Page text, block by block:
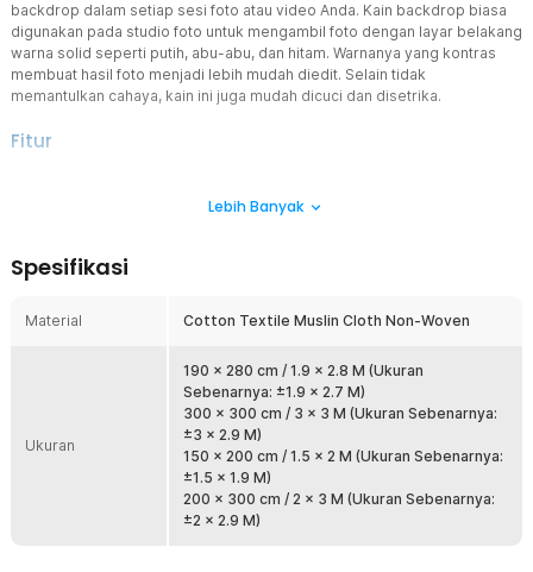
backdrop dalam setiap sesi foto atau video Anda. Kain backdrop biasa
digunakan pada studio foto untuk mengambil foto dengan layar belakang
warna solid seperti putih, abu-abu, dan hitam. Warnanya yang kontras
membuat hasil foto menjadi lebih mudah diedit. Selain tidak
memantulkan cahaya, kain ini juga mudah dicuci dan disetrika.
Fitur
Seorang fotografer atau pembuat film pasti mengerti mengenai
atau menambahkan efek visual.
Terbuat dari cotton textile muslin cloth non-woven yang halus,
Anda bisa mengaturnya agar lurus dan rapi atau menciptakan efek
yang kreatif seperti bergelombang.
Perawatan yang Mudah
Selain memudahkan pengaturan berbagai skenario fotografi, kain
backdrop ini juga mudah dirawat dan disimpan. Kain dapat dilipat
agar tidak menghabiskan ruang. Kain juga bisa disetrika dan awet
untuk penggunaan jangka panjang.
Lebih Banyak
Spesifikasi
Material Cotton Textile Muslin Cloth Non-Woven
Ukuran
190 x 280 cm / 1.9 x 2.8 M (Ukuran
Sebenarnya: ±1.9 x 2.7 M)
300 x 300 cm / 3 x 3 M (Ukuran Sebenarnya:
±3 x 2.9 M)
150 x 200 cm / 1.5 x 2 M (Ukuran Sebenarnya:
±1.5 x 1.9 M)
200 x 300 cm / 2 x 3 M (Ukuran Sebenarnya:
±2 x 2.9 M)